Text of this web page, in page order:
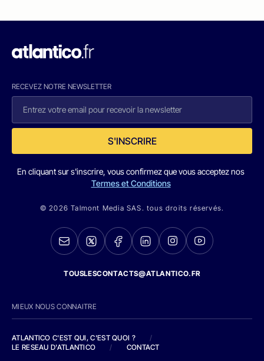
RECEVEZ NOTRE NEWSLETTER
S'INSCRIRE
En cliquant sur s'inscrire, vous confirmez que vous acceptez nos
Termes et Conditions
© 2026 Talmont Media SAS. tous droits réservés.
TOUSLESCONTACTS@ATLANTICO.FR
MIEUX NOUS CONNAITRE
ATLANTICO C'EST QUI, C'EST QUOI ?
/
LE RESEAU D'ATLANTICO
/ CONTACT